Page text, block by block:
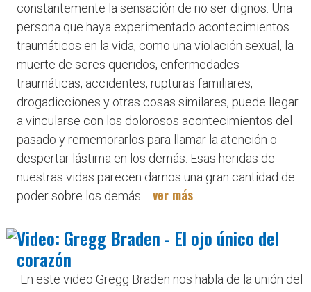
constantemente la sensación de no ser dignos. Una
persona que haya experimentado acontecimientos
traumáticos en la vida, como una violación sexual, la
muerte de seres queridos, enfermedades
traumáticas, accidentes, rupturas familiares,
drogadicciones y otras cosas similares, puede llegar
a vincularse con los dolorosos acontecimientos del
pasado y rememorarlos para llamar la atención o
despertar lástima en los demás. Esas heridas de
nuestras vidas parecen darnos una gran cantidad de
poder sobre los demás ... ver más
Video: Gregg Braden - El ojo único del
corazón
En este video Gregg Braden nos habla de la unión del